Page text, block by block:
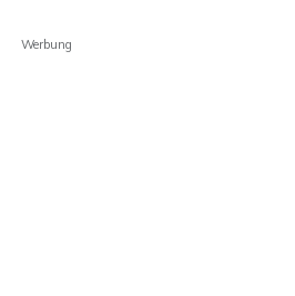
Werbung